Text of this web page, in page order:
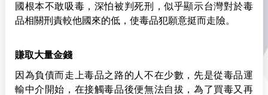
國根本不敢吸毒，深怕被判死刑，似乎顯示台灣對於毒
品相關刑責較他國來的低，使毒品犯願意挺而走險。
賺取大量金錢
因為負債而走上毒品之路的人不在少數，先是從毒品運
輸中介開始，在接觸毒品後便無法自拔，為了買毒又再